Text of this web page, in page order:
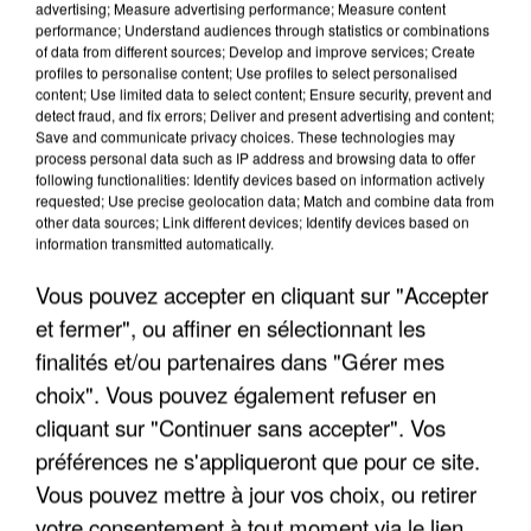
APRÈS TOUTES CES CANICULES, LES REFUGES
DE FAUNE SAUVAGE SONT...
advertising; Measure advertising performance; Measure content
performance; Understand audiences through statistics or combinations
of data from different sources; Develop and improve services; Create
profiles to personalise content; Use profiles to select personalised
content; Use limited data to select content; Ensure security, prevent and
detect fraud, and fix errors; Deliver and present advertising and content;
Save and communicate privacy choices. These technologies may
process personal data such as IP address and browsing data to offer
following functionalities: Identify devices based on information actively
requested; Use precise geolocation data; Match and combine data from
other data sources; Link different devices; Identify devices based on
information transmitted automatically.
Vous pouvez accepter en cliquant sur "Accepter
et fermer", ou affiner en sélectionnant les
finalités et/ou partenaires dans "Gérer mes
choix". Vous pouvez également refuser en
cliquant sur "Continuer sans accepter". Vos
préférences ne s'appliqueront que pour ce site.
Vous pouvez mettre à jour vos choix, ou retirer